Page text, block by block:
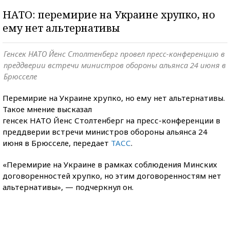
НАТО: перемирие на Украине хрупко, но
ему нет альтернативы
Генсек НАТО Йенс Столтенберг провел пресс-конференцию в
преддверии встречи министров обороны альянса 24 июня в
Брюсселе
Перемирие на Украине хрупко, но ему нет альтернативы.
Такое мнение высказал
генсек НАТО Йенс Столтенберг на пресс-конференции в
преддверии встречи министров обороны альянса 24
июня в Брюсселе, передает ТАСС.
«Перемирие на Украине в рамках соблюдения Минских
договоренностей хрупко, но этим договоренностям нет
альтернативы», — подчеркнул он.